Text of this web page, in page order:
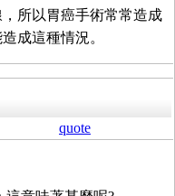
所以胃癌手術常常造成
成這種情況。
quote